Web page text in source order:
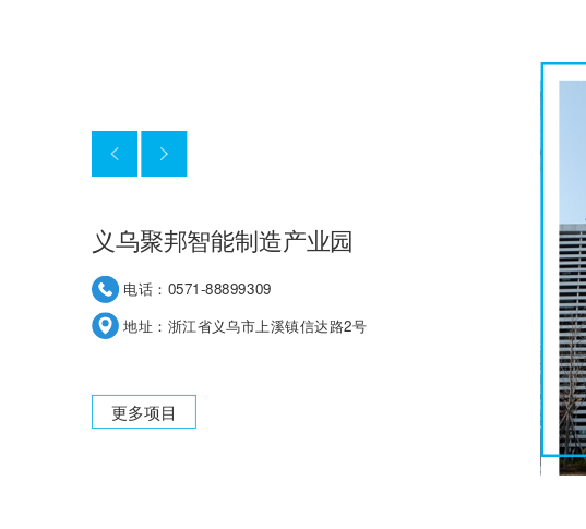
井冈山浙赣合作总部基地
电话：0571-88899309
地址：江西省吉安市井冈山市桐木岭大道37号
更多项目